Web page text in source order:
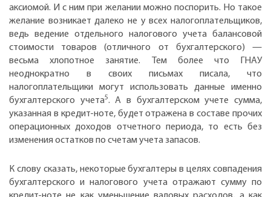
аксиомой. И с ним при желании можно поспорить. Но такое
желание возникает далеко не у всех налогоплательщиков,
ведь ведение отдельного налогового учета балансовой
стоимости товаров (отличного от бухгалтерского) —
весьма хлопотное занятие. Тем более что ГНАУ
неоднократно в своих письмах писала, что
налогоплательщики могут использовать данные именно
бухгалтерского учета5. А в бухгалтерском учете сумма,
указанная в кредит-ноте, будет отражена в составе прочих
операционных доходов отчетного периода, то есть без
изменения остатков по счетам учета запасов.
К слову сказать, некоторые бухгалтеры в целях совпадения
бухгалтерского и налогового учета отражают сумму по